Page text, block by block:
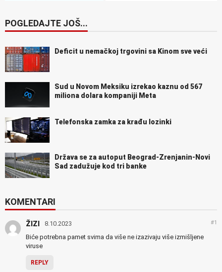
POGLEDAJTE JOŠ...
Deficit u nemačkoj trgovini sa Kinom sve veći
Sud u Novom Meksiku izrekao kaznu od 567
miliona dolara kompaniji Meta
Telefonska zamka za krađu lozinki
Država se za autoput Beograd-Zrenjanin-Novi
Sad zadužuje kod tri banke
KOMENTARI
ŽIZI 8.10.2023 #1
Biće potrebna pamet svima da više ne izazivaju više izmišljene
viruse
REPLY